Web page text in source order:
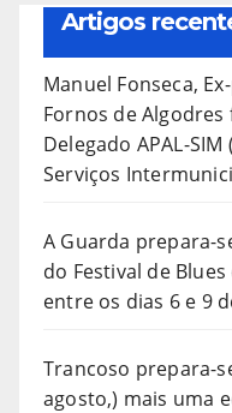
Artigos
Manuel Fonseca,
Fornos de
Delegado APAL-
Serviços
A Guarda prepara-
do Festival de
entre os dias 6 e 9
Trancoso prepara-
agosto,) mais uma